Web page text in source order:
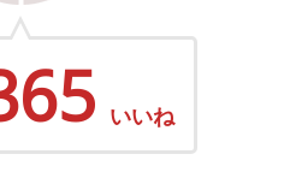
いいね